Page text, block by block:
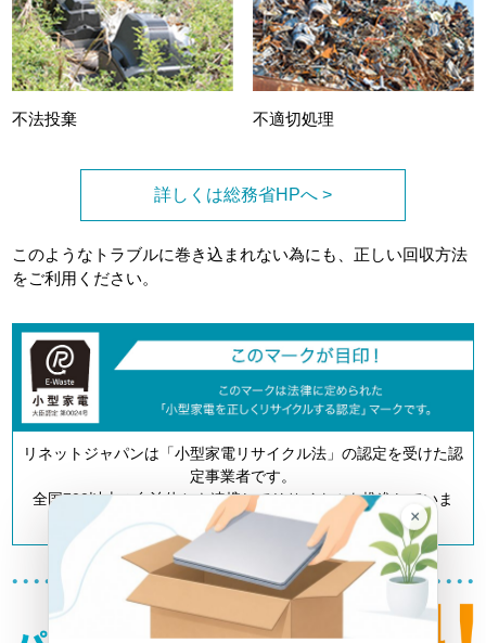
不法投棄 不適切処理
詳しくは総務省HPへ >
このようなトラブルに巻き込まれない為にも、正しい回収方法
をご利用ください。
リネットジャパンは「小型家電リサイクル法」の認定を受けた認
定事業者です。
全国700以上の自治体とも連携してリサイクルを推進していま
す。
×